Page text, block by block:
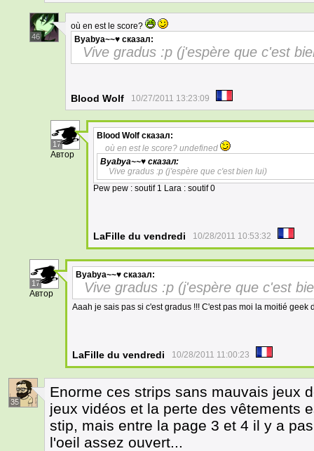
46
où en est le score?
Byabya~~♥ сказал:
Vive gradus :p (j'espère que c'est
Blood Wolf 10/27/2011 13:23:09
17
Автор
Blood Wolf сказал:
où en est le score? undefined
Byabya~~♥ сказал:
Vive gradus :p (j'espère que c'est bien lui)
Pew pew : soutif 1 Lara : soutif 0
LaFille du vendredi 10/28/2011 10:53:32
17
Автор
Byabya~~♥ сказал:
Vive gradus :p (j'espère que c'est
Aaah je sais pas si c'est gradus !!! C'est pas moi la moitié geek
LaFille du vendredi 10/28/2011 11:00:23
35
Enorme ces strips sans mauvais jeux
jeux vidéos et la perte des vêtements
stip, mais entre la page 3 et 4 il y a
l'oeil assez ouvert...